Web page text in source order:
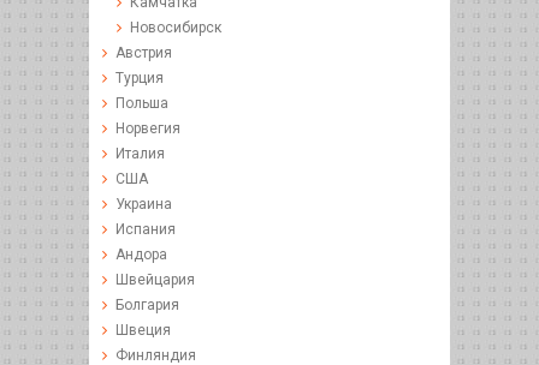
Новосибирск
Австрия
Турция
Польша
Норвегия
Италия
США
Украина
Испания
Андора
Швейцария
Болгария
Швеция
Финляндия